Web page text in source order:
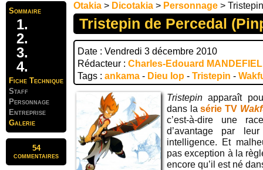
Sommaire
Fiche Technique
Staff
Personnage
Entreprise
Galerie
54
commentaires
Otakia > Dicotakia > Personnage >
Tristepin de Percedal
Date : Vendredi 3 décembre 2010
Rédacteur : Charles-Edouard
Tags : ankama - Dieu Iop - Tristepin -
Tristepinapparaît
dans lasérie TV
c’est-à-dire une
d’avantage par
intelligence. Et
pas exception à la
encore qu’il est né